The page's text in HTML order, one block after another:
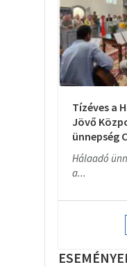
Tízéves a
Jövő
ünnepség
Hálaadó
a...